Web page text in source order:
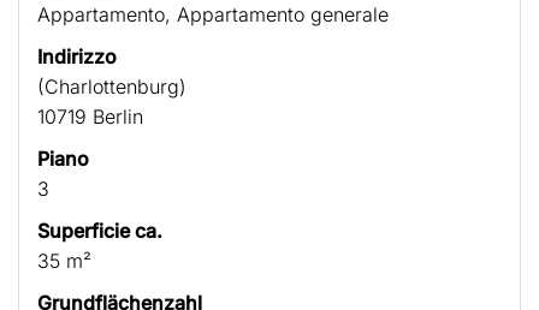
Appartamento, Appartamento generale
Indirizzo
(Charlottenburg)
10719 Berlin
Piano
3
Superficie ca.
35 m²
Grundflächenzahl